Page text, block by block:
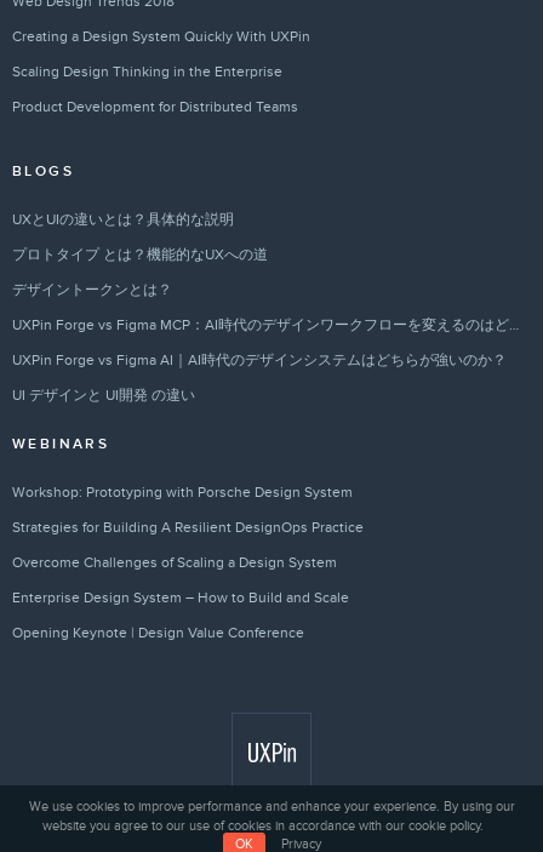
Creating a Design System Quickly With UXPin
Scaling Design Thinking in the Enterprise
Product Development for Distributed Teams
BLOGS
UXとUIの違いとは？具体的な説明
プロトタイプ とは？機能的なUXへの道
デザイントークンとは？
UXPin Forge vs Figma AI｜AI時代のデザインシステムはどちらが強いのか？
UI デザインと UI開発 の違い
WEBINARS
Workshop: Prototyping with Porsche Design System
Strategies for Building A Resilient DesignOps Practice
Overcome Challenges of Scaling a Design System
Enterprise Design System – How to Build and Scale
Opening Keynote | Design Value Conference
Privacy © 2010 - 2026 UXPin Sp. z o.o.
We use cookies to improve performance and enhance your experience. By using our
website you agree to our use of cookies in accordance with our cookie policy.
OK
Privacy